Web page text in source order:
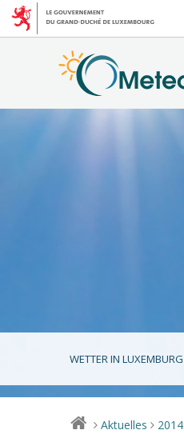
WETTER IN LUXEMBURG
> Aktuelles > 2014